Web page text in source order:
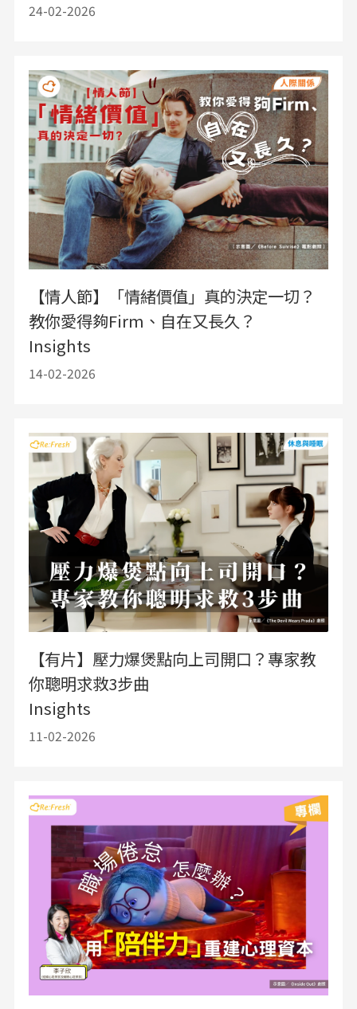
24-02-2026
【情人節】「情緒價值」真的決定一切？
教你愛得夠Firm、自在又長久？
Insights
14-02-2026
【有片】壓力爆煲點向上司開口？專家教
你聰明求救3步曲
Insights
11-02-2026